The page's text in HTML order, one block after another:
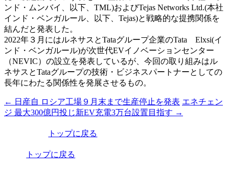
ンド・ムンバイ、以下、TML)およびTejas Networks Ltd.(本社
インド・ベンガルール、以下、Tejas)と戦略的な提携関係を
結んだと発表した。
2022年３月にはルネサスとTataグループ企業のTata Elxsi(イ
ンド・ベンガルール)が次世代EVイノベーションセンター
（NEVIC）の設立を発表しているが、今回の取り組みはル
ネサスとTataグループの技術・ビジネスパートナーとしての
長年にわたる関係性を発展させるもの。
投
稿
← 日産自 ロシア工場９月末まで生産停止を発表 エネチェン
ジ 最大300億円投じ新EV充電3万台設置目指す →
トップに戻る
トップに戻る